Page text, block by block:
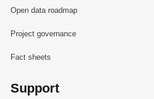
Open data roadmap
Project governance
Fact sheets
Support